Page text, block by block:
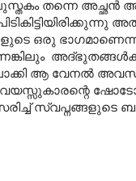
തന്നെ അച്ഛൻ
ഒരു ഭാഗമാണെന്ന
ആ വേനൽ